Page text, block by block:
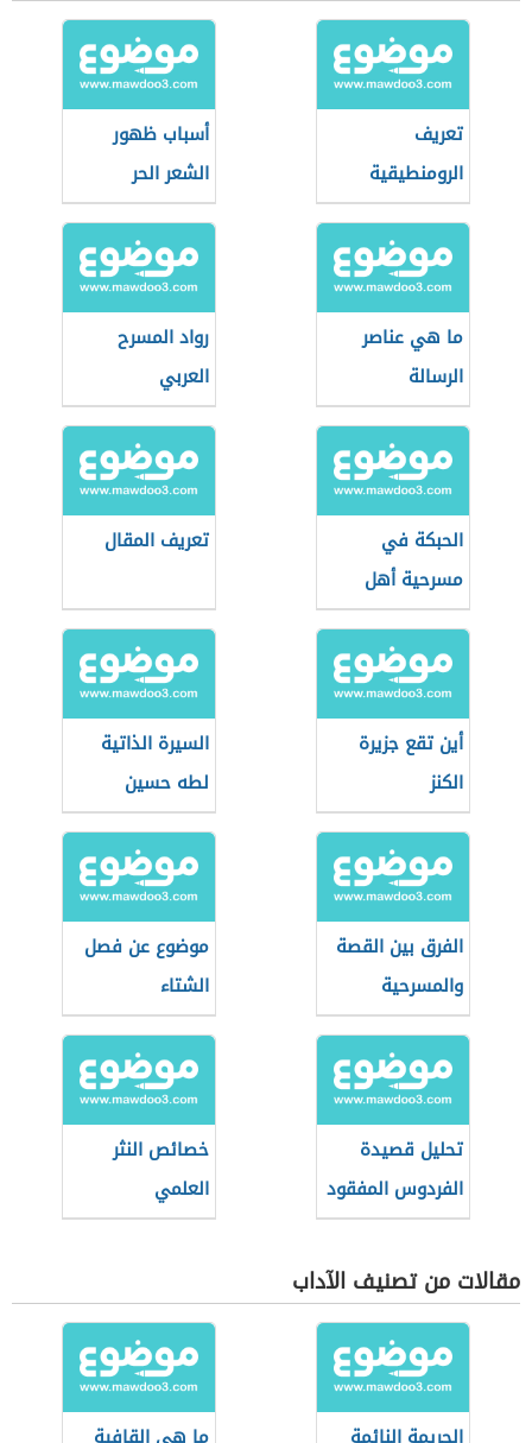
تعريف
الرومنطيقية
أسباب ظهور
الشعر الحر
ما هي عناصر
الرسالة
رواد المسرح
العربي
الحبكة في
مسرحية أهل
الكهف
تعريف المقال
أين تقع جزيرة
الكنز
السيرة الذاتية
لطه حسين
الفرق بين القصة
والمسرحية
موضوع عن فصل
الشتاء
تحليل قصيدة
الفردوس المفقود
خصائص النثر
العلمي
مقالات من تصنيف الآداب